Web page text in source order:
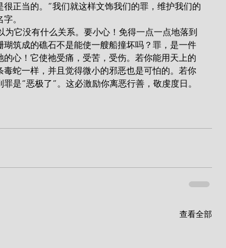
正当的。”我们就这样文饰我们的罪，维护我们的
。
筑成的礁石不是能使一艘船撞坏吗？罪，是一件
心！它使祂受痛，受苦，受伤。若你能用天上的
蛇一样，并且觉得微小的邪恶也是可怕的。若你
是“恶极了”。这必激励你离恶行善，敬虔度日。
查看全部